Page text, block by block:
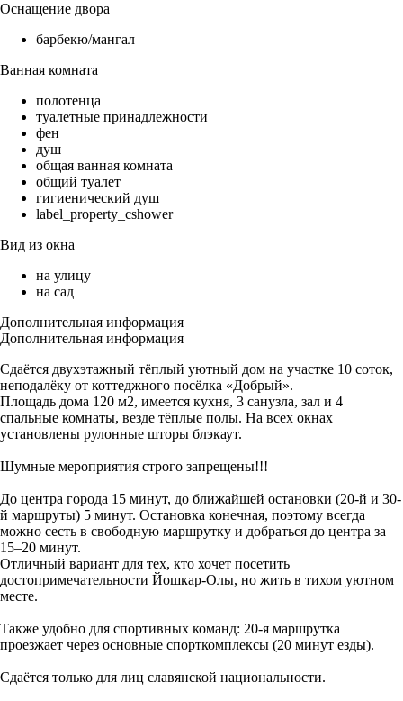
Оснащение двора
барбекю/мангал
Ванная комната
полотенца
туалетные принадлежности
фен
душ
общая ванная комната
общий туалет
гигиенический душ
label_property_cshower
Вид из окна
на улицу
на сад
Дополнительная информация
Дополнительная информация
Сдаётся двухэтажный тёплый уютный дом на участке 10 соток,
неподалёку от коттеджного посёлка «Добрый».
Площадь дома 120 м2, имеется кухня, 3 санузла, зал и 4
спальные комнаты, везде тёплые полы. На всех окнах
установлены рулонные шторы блэкаут.
Шумные мероприятия строго запрещены!!!
До центра города 15 минут, до ближайшей остановки (20-й и 30-
й маршруты) 5 минут. Остановка конечная, поэтому всегда
можно сесть в свободную маршрутку и добраться до центра за
15–20 минут.
Отличный вариант для тех, кто хочет посетить
достопримечательности Йошкар-Олы, но жить в тихом уютном
месте.
Также удобно для спортивных команд: 20-я маршрутка
проезжает через основные спорткомплексы (20 минут езды).
Сдаётся только для лиц славянской национальности.